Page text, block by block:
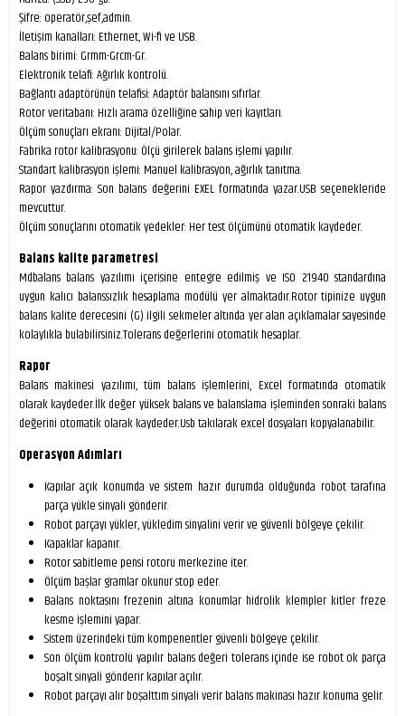
Şifre: operatör,şef,admin.
İletişim kanalları: Ethernet, Wi-fi ve USB.
Balans birimi: Grmm-Grcm-Gr.
Elektronik telafi: Ağırlık kontrolü.
Bağlantı adaptörünün telafisi: Adaptör balansını sıfırlar.
Rotor veritabanı: Hızlı arama özelliğine sahip veri kayıtları.
Ölçüm sonuçları ekranı: Dijital/Polar.
Fabrika rotor kalibrasyonu: Ölçü girilerek balans işlemi yapılır.
Standart kalibrasyon işlemi: Manuel kalibrasyon, ağırlık tanıtma.
Rapor yazdırma: Son balans değerini EXEL formatında yazar.USB seçenekleride
mevcuttur.
Ölçüm sonuçlarını otomatik yedekler: Her test ölçümünü otomatik kaydeder.
Balans kalite parametresi
Mdbalans balans yazılımı içerisine entegre edilmiş ve ISO 21940 standardına
uygun kalıcı balanssızlık hesaplama modülü yer almaktadır.Rotor tipinize uygun
balans kalite derecesini (G) ilgili sekmeler altında yer alan açıklamalar sayesinde
kolaylıkla bulabilirsiniz.Tolerans değerlerini otomatik hesaplar.
Rapor
Balans makinesi yazılımı, tüm balans işlemlerini, Excel formatında otomatik
olarak kaydeder.İlk değer yüksek balans ve balanslama işleminden sonraki balans
değerini otomatik olarak kaydeder.Usb takılarak excel dosyaları kopyalanabilir.
Operasyon Adımları
Kapılar açık konumda ve sistem hazır durumda olduğunda robot tarafına
parça yükle sinyali gönderir.
Robot parçayı yükler, yükledim sinyalini verir ve güvenli bölgeye çekilir.
Kapaklar kapanır.
Rotor sabitleme pensi rotoru merkezine iter.
Ölçüm başlar gramlar okunur stop eder.
Balans noktasını frezenin altına konumlar hidrolik klempler kitler freze
kesme işlemini yapar.
Sistem üzerindeki tüm kompenentler güvenli bölgeye çekilir.
Son ölçüm kontrolü yapılır balans değeri tolerans içinde ise robot ok parça
boşalt sinyali gönderir kapılar açılır.
Robot parçayı alır boşalttım sinyali verir balans makinası hazır konuma gelir.